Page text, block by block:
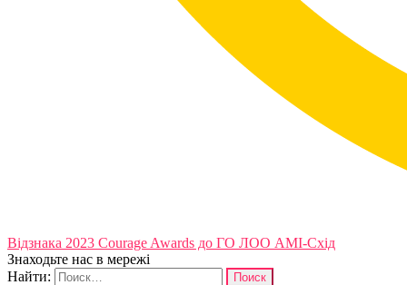
Відзнака 2023 Courage Awards до ГО ЛОО АМІ-Схід
Знаходьте нас в мережі
Найти: